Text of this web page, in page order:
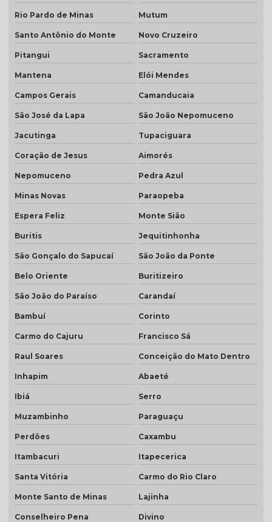
Rio Pardo de Minas Mutum
Santo Antônio do Monte Novo Cruzeiro
Pitangui Sacramento
Mantena Elói Mendes
Campos Gerais Camanducaia
São José da Lapa São João Nepomuceno
Jacutinga Tupaciguara
Coração de Jesus Aimorés
Nepomuceno Pedra Azul
Minas Novas Paraopeba
Espera Feliz Monte Sião
Buritis Jequitinhonha
São Gonçalo do Sapucaí São João da Ponte
Belo Oriente Buritizeiro
São João do Paraíso Carandaí
Bambuí Corinto
Carmo do Cajuru Francisco Sá
Raul Soares Conceição do Mato Dentro
Inhapim Abaeté
Ibiá Serro
Muzambinho Paraguaçu
Perdões Caxambu
Itambacuri Itapecerica
Santa Vitória Carmo do Rio Claro
Monte Santo de Minas Lajinha
Conselheiro Pena Divino